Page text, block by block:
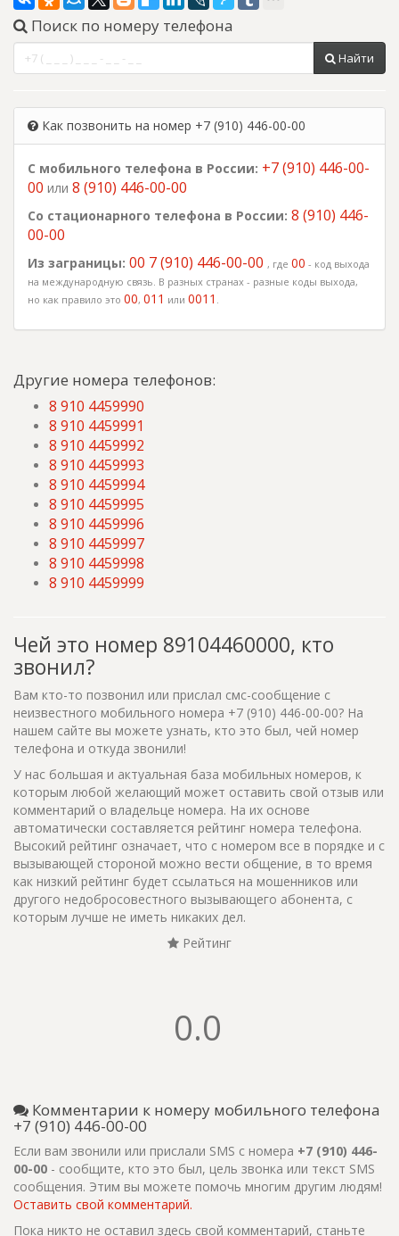
Поиск по номеру телефона
Найти
Как позвонить на номер +7 (910) 446-00-00
С мобильного телефона в России: +7 (910) 446-00-
00 или 8 (910) 446-00-00
Со стационарного телефона в России: 8 (910) 446-
00-00
Из заграницы: 00 7 (910) 446-00-00 , где 00 - код выхода
на международную связь. В разных странах - разные коды выхода,
но как правило это 00, 011 или 0011 .
Другие номера телефонов:
8 910 4459990
8 910 4459991
8 910 4459992
8 910 4459993
8 910 4459994
8 910 4459995
8 910 4459996
8 910 4459997
8 910 4459998
8 910 4459999
Чей это номер 89104460000, кто
звонил?
Вам кто-то позвонил или прислал смс-сообщение с
неизвестного мобильного номера +7 (910) 446-00-00? На
нашем сайте вы можете узнать, кто это был, чей номер
телефона и откуда звонили!
У нас большая и актуальная база мобильных номеров, к
которым любой желающий может оставить свой отзыв или
комментарий о владельце номера. На их основе
автоматически составляется рейтинг номера телефона.
Высокий рейтинг означает, что с номером все в порядке и с
вызывающей стороной можно вести общение, в то время
как низкий рейтинг будет ссылаться на мошенников или
другого недобросовестного вызывающего абонента, с
которым лучше не иметь никаких дел.
Рейтинг
0.0
Комментарии к номеру мобильного телефона
+7 (910) 446-00-00
Если вам звонили или прислали SMS с номера +7 (910) 446-
00-00 - сообщите, кто это был, цель звонка или текст SMS
сообщения. Этим вы можете помочь многим другим людям!
Оставить свой комментарий.
Пока никто не оставил здесь свой комментарий, станьте